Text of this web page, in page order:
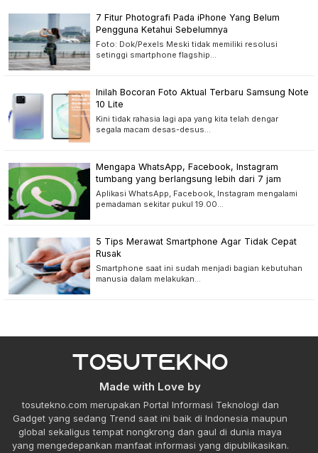
7 Fitur Photografi Pada iPhone Yang Belum
Pengguna Ketahui Sebelumnya
Foto: Dok/Pexels Meski tidak memiliki resolusi
setinggi smartphone flagship…
Inilah Bocoran Foto Aktual Terbaru Samsung Note
10 Lite
Kini tidak rahasia lagi apa yang kita telah dengar
segala macam desas-desus…
Mengapa WhatsApp, Facebook, Instagram
tumbang yang berlangsung lebih dari 7 jam
Aplikasi WhatsApp, Facebook, Instagram mengalami
pemadaman sekitar pukul 19.00…
5 Tips Merawat Smartphone Agar Tidak Cepat
Rusak
Smartphone saat ini sudah menjadi bagian kebutuhan
manusia dalam melakukan…
Made with Love by
tosutekno.com merupakan Portal Informasi Teknologi dan
Gadget yang sedang Trend saat ini baik di Indonesia maupun
global sekaligus tempat nongkrong dan gaul di dunia maya
yang mengedepankan manfaat informasi yang dipublikasikan.